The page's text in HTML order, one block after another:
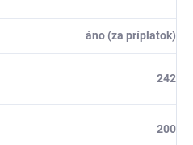
áno (za príplatok)
242
200